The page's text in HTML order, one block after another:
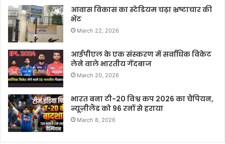
आवास विकास का स्टेडियम चढ़ा भ्रष्टाचार की
भेंट
March 22, 2026
आईपीएल के एक संस्करण में सर्वाधिक विकेट
लेने वाले भारतीय गेंदबाज
March 20, 2026
भारत बना टी-20 विश्व कप 2026 का चैंपियन,
न्यूज़ीलैंड को 96 रनों से हराया
March 8, 2026